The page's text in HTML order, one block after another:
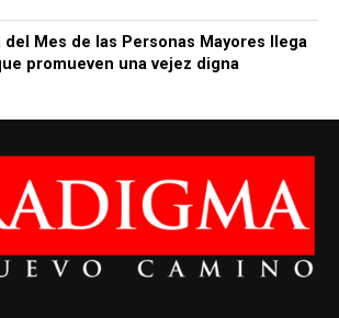
del Mes de las Personas Mayores llega
promueven una vejez digna